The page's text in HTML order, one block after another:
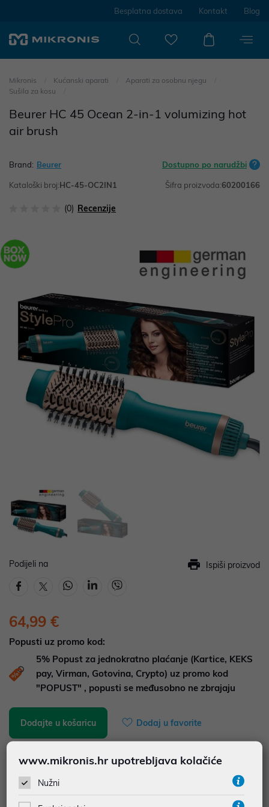
Besplatna dostava Kontakt Blog
Mikronis Kućanski aparati
Aparati za osobnu njegu
Sušila za kosu
Beurer HC 45 Ocean 2-in-1 volumizing hot
air brush
Brand: Beurer Dostupno po narudžbi
Kataloški broj:HC-45-OC2IN1 Šifra proizvoda:60200166
(0) Recenzije
Podijeli na Ispiši proizvod
64,99 €
Popusti uz promo kod:
5% Popust za jednokratno plaćanje (Kartice, KEKS
pay, Virman, Gotovina, Crypto) uz promo kod
"POPUST" , popusti se međusobno ne zbrajaju
Dodajte u košaricu Dodaj u favorite
najam za pravne osobe od 12 do 36 mj. već od
www.mikronis.hr upotrebljava kolačiće
Nužni